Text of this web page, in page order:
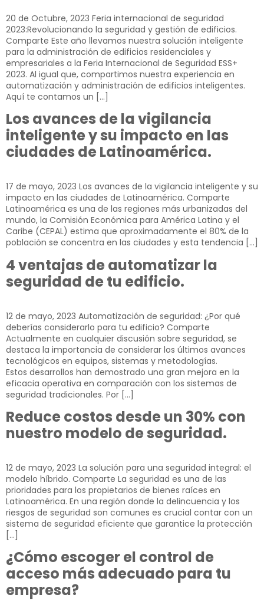
20 de Octubre, 2023​ Feria internacional de seguridad
2023:Revolucionando la seguridad y gestión de edificios.
Comparte Este año llevamos nuestra solución inteligente
para la administración de edificios residenciales y
empresariales a la Feria Internacional de Seguridad ESS+
2023. Al igual que, compartimos nuestra experiencia en
automatización y administración de edificios inteligentes.
Aquí te contamos un […]
Los avances de la vigilancia
inteligente y su impacto en las
ciudades de Latinoamérica.
17 de mayo, 2023 Los avances de la vigilancia inteligente y su
impacto en las ciudades de Latinoamérica. Comparte
Latinoamérica es una de las regiones más urbanizadas del
mundo, la Comisión Económica para América Latina y el
Caribe (CEPAL) estima que aproximadamente el 80% de la
población se concentra en las ciudades y esta tendencia […]
4 ventajas de automatizar la
seguridad de tu edificio.
12 de mayo, 2023 Automatización de seguridad: ¿Por qué
deberías considerarlo para tu edificio? Comparte
Actualmente en cualquier discusión sobre seguridad, se
destaca la importancia de considerar los últimos avances
tecnológicos en equipos, sistemas y metodologías.
Estos desarrollos han demostrado una gran mejora en la
eficacia operativa en comparación con los sistemas de
seguridad tradicionales. Por […]
Reduce costos desde un 30% con
nuestro modelo de seguridad.
12 de mayo, 2023 La solución para una seguridad integral: el
modelo híbrido. Comparte La seguridad es una de las
prioridades para los propietarios de bienes raíces en
Latinoamérica. En una región donde la delincuencia y los
riesgos de seguridad son comunes es crucial contar con un
sistema de seguridad eficiente que garantice la protección
[…]
¿Cómo escoger el control de
acceso más adecuado para tu
empresa?